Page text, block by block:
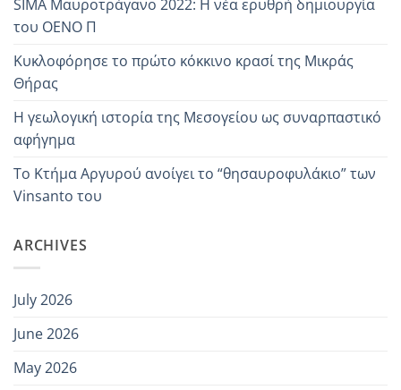
SIMA Mαυροτράγανo 2022: Η νέα ερυθρή δημιουργία
του OENO Π
Κυκλοφόρησε το πρώτο κόκκινο κρασί της Μικράς
Θήρας
Η γεωλογική ιστορία της Μεσογείου ως συναρπαστικό
αφήγημα
Το Κτήμα Αργυρού ανοίγει το “θησαυροφυλάκιο” των
Vinsanto του
ARCHIVES
July 2026
June 2026
May 2026